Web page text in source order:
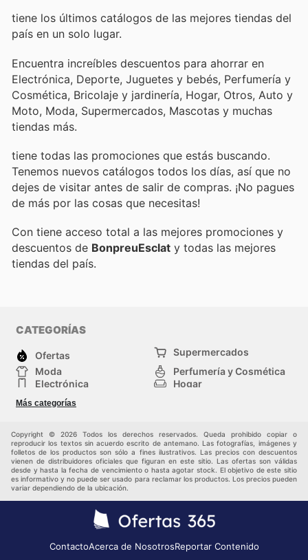
tiene los últimos catálogos de las mejores tiendas del
país en un solo lugar.
Encuentra increíbles descuentos para ahorrar en
Electrónica, Deporte, Juguetes y bebés, Perfumería y
Cosmética, Bricolaje y jardinería, Hogar, Otros, Auto y
Moto, Moda, Supermercados, Mascotas y muchas
tiendas más.
tiene todas las promociones que estás buscando.
Tenemos nuevos catálogos todos los días, así que no
dejes de visitar antes de salir de compras. ¡No pagues
de más por las cosas que necesitas!
Con tiene acceso total a las mejores promociones y
descuentos de BonpreuEsclat y todas las mejores
tiendas del país.
CATEGORÍAS
Ofertas
Supermercados
Moda
Perfumería y Cosmética
Electrónica
Hogar
Deporte
Juguetes y bebés
Más categorías
Copyright © 2026 Todos los derechos reservados. Queda prohibido copiar o
reproducir los textos sin acuerdo escrito de antemano. Las fotografías, imágenes y
folletos de los productos son sólo a fines ilustrativos. Las precios con descuentos
vienen de distribuidores oficiales que figuran en este sitio. Las ofertas son válidas
desde y hasta la fecha de vencimiento o hasta agotar stock. El objetivo de este sitio
es informativo y no puede ser usado para reclamar los productos. Los precios pueden
variar dependiendo de la ubicación.
ContactoAcerca de NosotrosReportar Contenido